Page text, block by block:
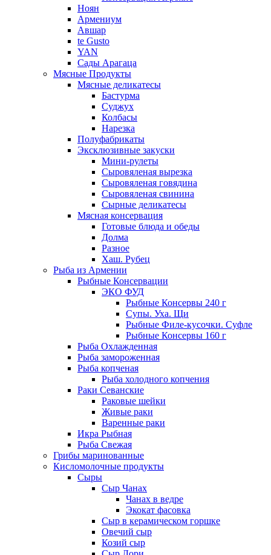
Ноян
Армениум
Авшар
te Gusto
YAN
Сады Арагаца
Мясные Продукты
Мясные деликатесы
Бастурма
Суджух
Колбасы
Нарезка
Полуфабрикаты
Эксклюзивные закуски
Мини-рулеты
Сыровяленая вырезка
Сыровяленая говядина
Сыровяленая свинина
Сырные деликатесы
Мясная консервация
Готовые блюда и обеды
Долма
Разное
Хаш. Рубец
Рыба из Армении
Рыбные Консервации
ЭКО ФУД
Рыбные Консервы 240 г
Супы. Уха. Щи
Рыбные Филе-кусочки. Суфле
Рыбные Консервы 160 г
Рыба Охлажденная
Рыба замороженная
Рыба копченая
Рыба холодного копчения
Раки Севанские
Раковые шейки
Живые раки
Варенные раки
Икра Рыбная
Рыба Свежая
Грибы маринованные
Кисломолочные продукты
Сыры
Сыр Чанах
Чанах в ведре
Экокат фасовка
Сыр в керамическом горшке
Овечий сыр
Козий сыр